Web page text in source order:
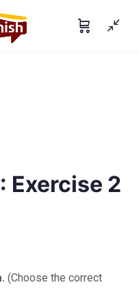
Exercise 2
(Choose the correct